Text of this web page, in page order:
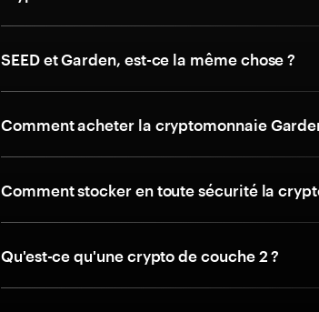
SEED et Garden, est-ce la même chose ?
Comment acheter la cryptomonnaie
Comment stocker en toute sécurité la
Qu'est-ce qu'une crypto de couche 2 ?